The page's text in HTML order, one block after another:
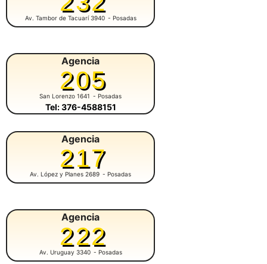
Av. Tambor de Tacuarí 3940 - Posadas
Agencia
205
San Lorenzo 1641 - Posadas
Tel: 376-4588151
Agencia
217
Av. López y Planes 2689 - Posadas
Agencia
222
Av. Uruguay 3340 - Posadas